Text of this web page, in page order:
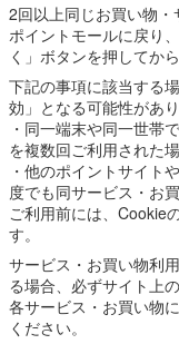
2回以上同じお買い物
ポイントモールに戻り
く」ボタンを押してか
下記の事項に該当する
効」となる可能性があり
・同一端末や同一世帯
を複数回ご利用された
・他のポイントサイト
度でも同サービス・お
ご利用前には、Cookie
す。
サービス・お買い物利
る場合、必ずサイト上
各サービス・お買い物
ください。